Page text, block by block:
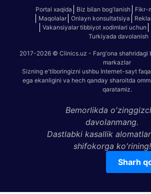
Sharh
Portal xaqida Biz bilan bog'lanish
Fikr-
Maqolalar
Onlayn konsultatsiya
Vakansiyalar tibbiyot xodimlari uchun
Turkiyada davolanish
2017-2026 © Clinics.uz - Farg'ona shahridagi
markazlar
Sizning e'tiboringizni ushbu Internet-sayt
ega ekanligini va hech qanday sharoitda
qaratamiz.
Bemorlikda
davolanmang.
Dastlabki kasallik
shifokorga ko'rining!